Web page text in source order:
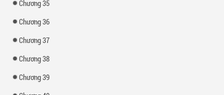
Chương 35
Chương 36
Chương 37
Chương 38
Chương 39